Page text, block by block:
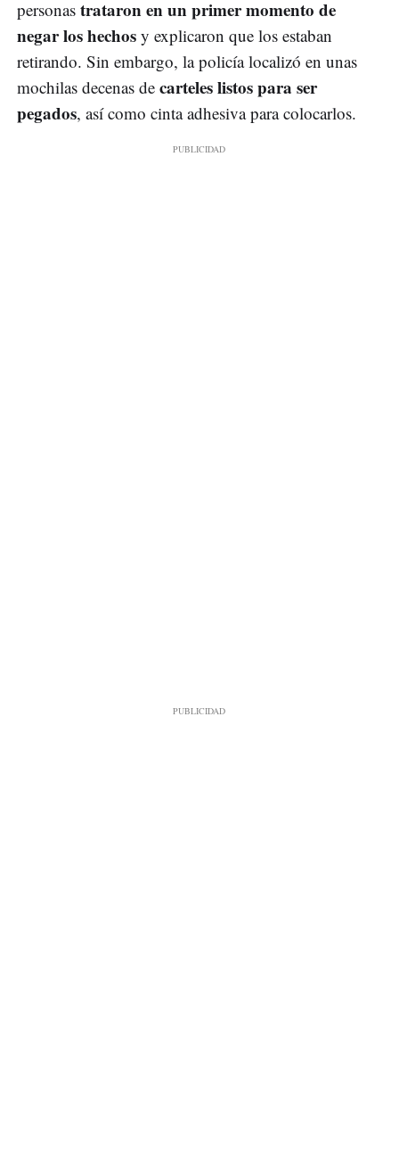
personas trataron en un primer momento de
negar los hechos y explicaron que los estaban
retirando. Sin embargo, la policía localizó en unas
mochilas decenas de carteles listos para ser
pegados, así como cinta adhesiva para colocarlos.